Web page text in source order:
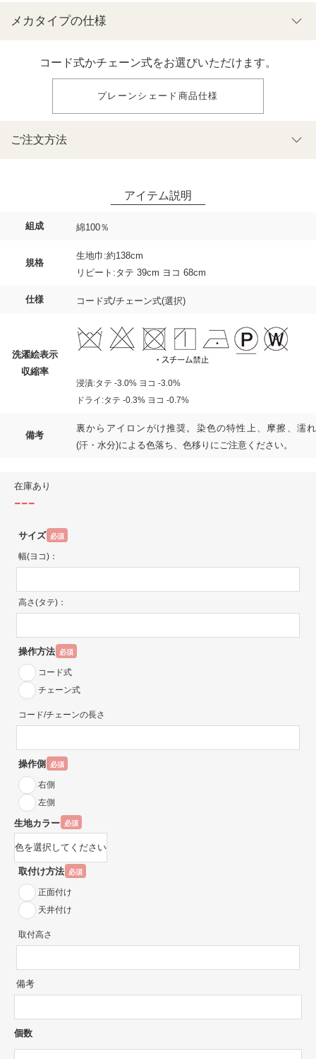
組成 綿100％
規格
生地巾:約138cm
リピート:タテ 39cm ヨコ 68cm
仕様 コード式/チェーン式(選択)
洗濯絵表示
収縮率
浸漬:タテ -3.0% ヨコ -3.0%
ドライ:タテ -0.3% ヨコ -0.7%
備考
裏からアイロンがけ推奨。染色の特性上、摩擦、濡れ
(汗・水分)による色落ち、色移りにご注意ください。
在庫あり
---
サイズ 必須
幅(ヨコ)：
高さ(タテ)：
操作方法 必須
コード式
チェーン式
コード/チェーンの長さ
操作側 必須
右側
左側
生地カラー 必須
取付け方法 必須
正面付け
天井付け
取付高さ
備考
個数
ご注文方法
メカタイプの仕様
コード式かチェーン式をお選びいただけます。
プレーンシェード商品仕様